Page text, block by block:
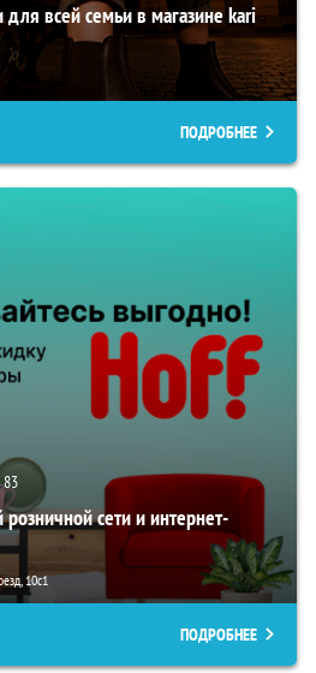
всей семьи в магазине kari
ПОДРОБНЕЕ
83
сети и интернет-
10с1
ПОДРОБНЕЕ